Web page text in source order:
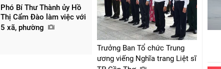
Phó Bí Thư Thành ủy Hồ
Thị Cẩm Đào làm việc với
5 xã, phường
Trưởng Ban Tổ chức Trung
ương viếng Nghĩa trang Liệt sĩ